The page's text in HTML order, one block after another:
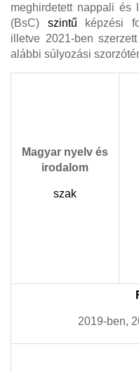
meghirdetett nappali és
(BsC) szintű képzési
illetve 2021-ben
alábbi súlyozási
Magyar nyelv és
irodalom
szak
2019-ben,